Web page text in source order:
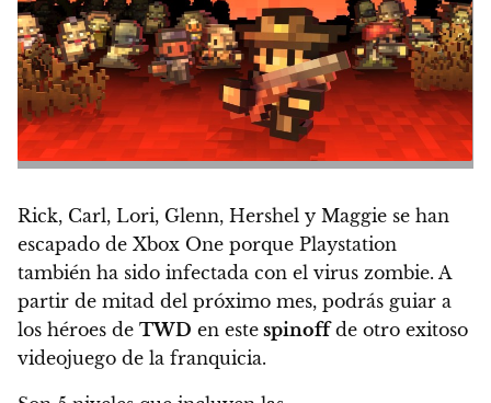
Rick, Carl, Lori, Glenn, Hershel y Maggie se han
escapado de Xbox One porque Playstation
también ha sido infectada con el virus zombie. A
partir de mitad del próximo mes, podrás guiar a
los héroes de TWD en este spinoffde otro exitoso
videojuego de la franquicia.